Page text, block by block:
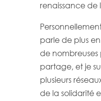
renaissance de
parle de plus
de
partage, et je
plusieurs
de la solidarité